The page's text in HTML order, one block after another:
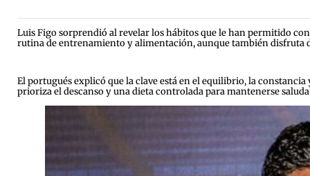
Luis Figo sorprendió al revelar los hábitos que le han permitido
rutina de entrenamiento y alimentación, aunque también disfruta
El portugués explicó que la clave está en el equilibrio, la
prioriza el descanso y una dieta controlada para mantenerse